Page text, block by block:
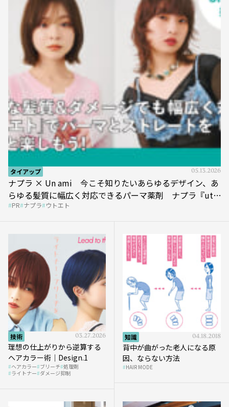
タイアップ 05.13.2026
ナプラ × Un ami 今こそ知りたいあらゆるデザイン、あ
らゆる髪質に幅広く対応できるパーマ薬剤 ナプラ『ut-
et』
PR ナプラ ウトエト
技術 03.27.2026
理想の仕上がりから逆算する
ヘアカラー術｜Design.1
ヘアカラー ブリーチ 処理剤
ライトナー ダメージ抑制
知識 04.18.2018
背中が曲がった老人になる原
因、ならない方法
HAIR MODE